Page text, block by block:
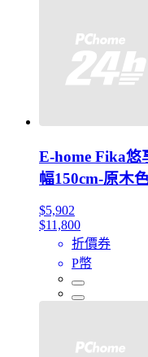
E-home Fika悠
幅150cm-原木
$5,902
$11,800
折價券
P幣